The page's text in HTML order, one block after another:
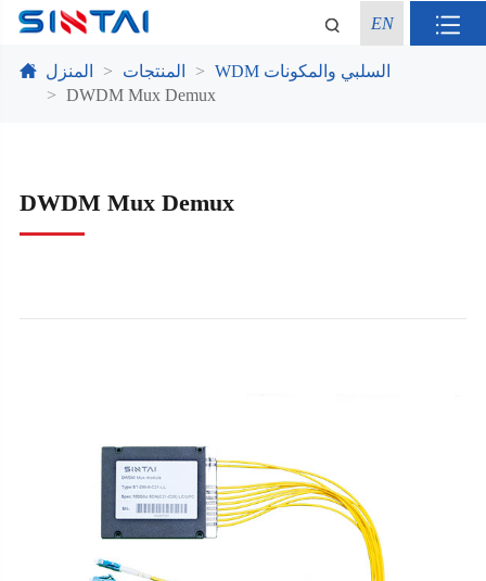
EN
المنزل المنتجات
WDM السلبي والمكونات
DWDM Mux Demux
DWDM Mux Demux